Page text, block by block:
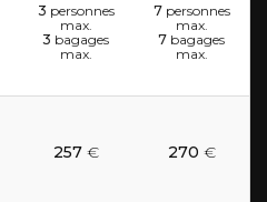
3 personnes
max.
3 bagages
max.
7personnes
max.
7 bagages
max.
257€ 270 €